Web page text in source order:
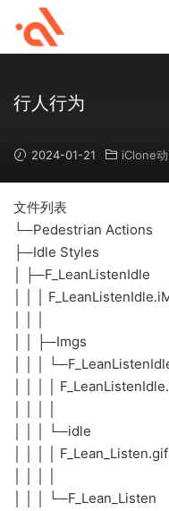
行人行为
2024-01-21 iClone
文件列表
└─Pedestrian Actions
├─Idle Styles
│ ├─F_LeanListenIdle
│ │ │
│ │ ├─Imgs
│ │ │
│ │ │ │
│ │ │ └─idle
│ │ │ │ F_Lean_Listen.gif
│ │ │ └─F_Lean_Listen